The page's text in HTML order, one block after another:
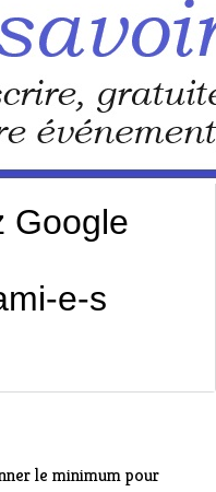
Google
e-s
le minimum pour